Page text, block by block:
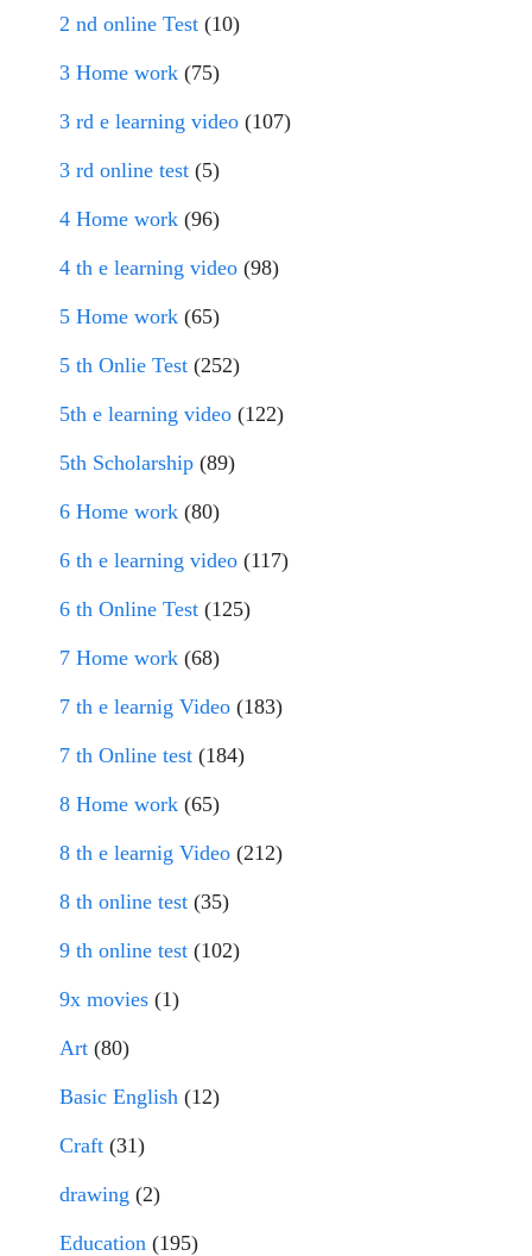
2 nd online Test (10)
3 Home work (75)
3 rd e learning video (107)
3 rd online test (5)
4 Home work (96)
4 th e learning video (98)
5 Home work (65)
5 th Onlie Test (252)
5th e learning video (122)
5th Scholarship (89)
6 Home work (80)
6 th e learning video (117)
6 th Online Test (125)
7 Home work (68)
7 th e learnig Video (183)
7 th Online test (184)
8 Home work (65)
8 th e learnig Video (212)
8 th online test (35)
9 th online test (102)
9x movies (1)
Art (80)
Basic English (12)
Craft (31)
drawing (2)
Education (195)